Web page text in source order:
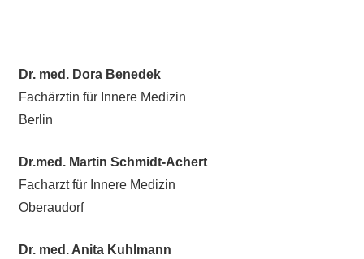
Dr. med. Dora Benedek
Fachärztin für Innere Medizin
Berlin
Dr.med. Martin Schmidt-Achert
Facharzt für Innere Medizin
Oberaudorf
Dr. med. Anita Kuhlmann